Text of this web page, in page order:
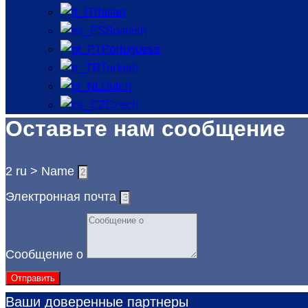
Italian
Spanish
Portuguese
Turkish
Dutch
Czech
ковка с закрытой штампом
вакуумное
Свяжитесь с нашей
Оставьте нам сообщение
2 ru > Name
Электронная почта
Сообщение о
Отправить
Ваши доверенные партнеры